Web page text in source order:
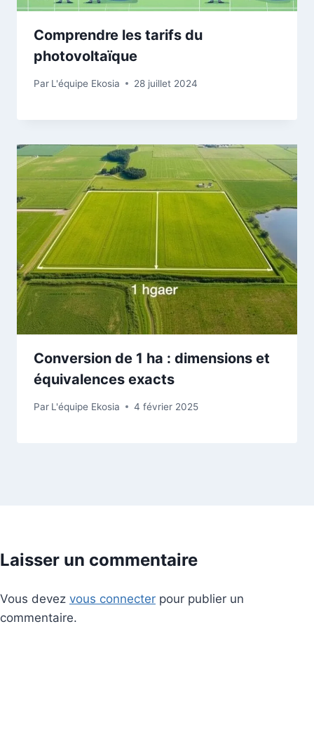
Comprendre les tarifs du
photovoltaïque
Par L'équipe Ekosia 28 juillet 2024
Conversion de 1 ha : dimensions et
équivalences exacts
Par L'équipe Ekosia 4 février 2025
Laisser un commentaire
Vous devez vous connecter pour publier un
commentaire.